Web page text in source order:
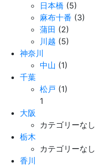
日本橋 (5)
麻布十番 (3)
蒲田 (2)
川越 (5)
神奈川
中山 (1)
千葉
松戸 (1)
1
大阪
カテゴリーなし
栃木
カテゴリーなし
香川